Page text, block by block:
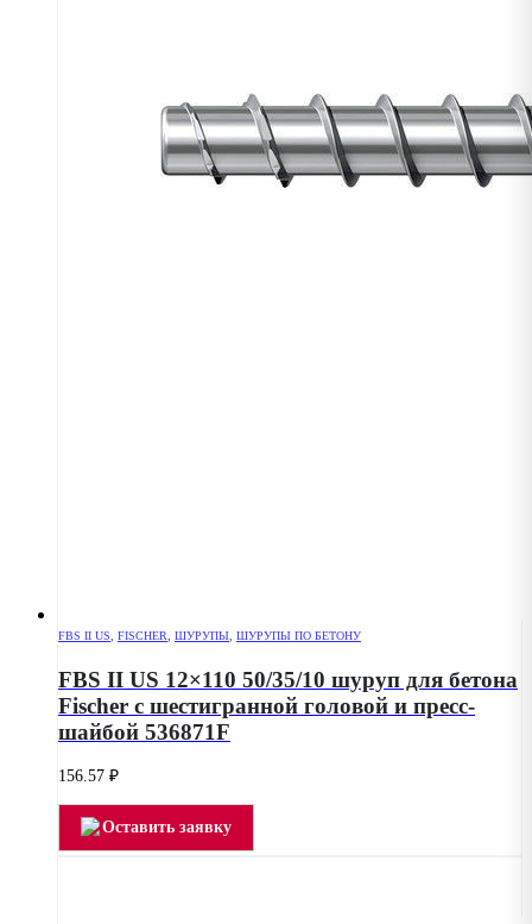
FBS II US FISCHER ШУРУПЫ ШУРУПЫ ПО БЕТОНУ
FBS II US 12×110 50/35/10 шуруп для бетона
Fischer с шестигранной головой и пресс-
шайбой 536871F
156.57 ₽
Оставить заявку